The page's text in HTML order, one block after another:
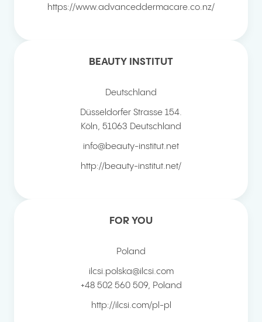
https://www.advanceddermacare.co.nz/
BEAUTY INSTITUT
Deutschland
Düsseldorfer Strasse 154.
Köln 51063 Deutschland
info@beauty-institut.net
http://beauty-institut.net/
FOR YOU
Poland
ilcsi.polska@ilcsi.com
+48 502 560 509, Poland
http://ilcsi.com/pl-pl